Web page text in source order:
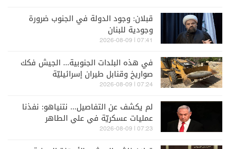
قبلان: وجود الدولة في الجنوب ضرورة
وجودية للبنان
07:41 | 2026-08-09
في هذه البلدات الجنوبية... الجيش فكك
صواريخ وقنابل طيران إسرائيليّة
07:24 | 2026-08-09
لم يكشف عن التفاصيل... نتنياهو: نفذنا
عمليات عسكريّة في علي الطاهر
07:23 | 2026-08-09